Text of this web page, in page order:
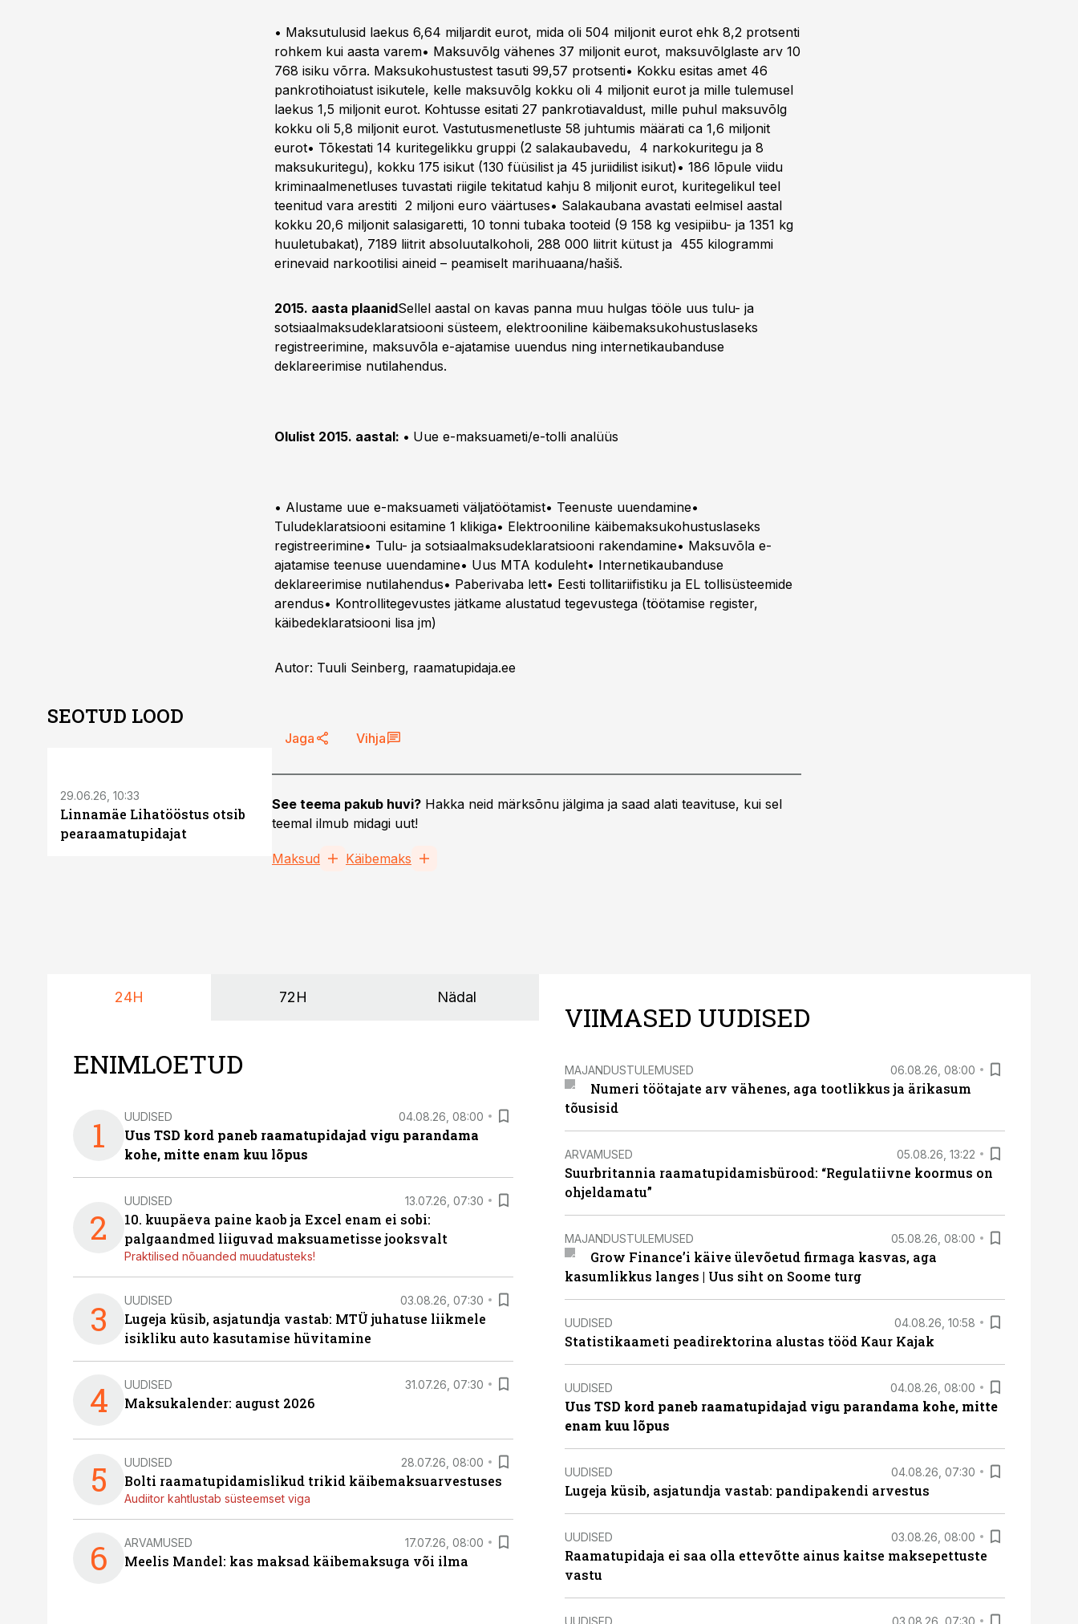
• Maksutulusid laekus 6,64 miljardit eurot, mida oli 504 miljonit eurot ehk 8,2 protsenti
rohkem kui aasta varem• Maksuvõlg vähenes 37 miljonit eurot, maksuvõlglaste arv 10
768 isiku võrra. Maksukohustustest tasuti 99,57 protsenti• Kokku esitas amet 46
pankrotihoiatust isikutele, kelle maksuvõlg kokku oli 4 miljonit eurot ja mille tulemusel
laekus 1,5 miljonit eurot. Kohtusse esitati 27 pankrotiavaldust, mille puhul maksuvõlg
kokku oli 5,8 miljonit eurot. Vastutusmenetluste 58 juhtumis määrati ca 1,6 miljonit
eurot• Tõkestati 14 kuritegelikku gruppi (2 salakaubavedu, 4 narkokuritegu ja 8
maksukuritegu), kokku 175 isikut (130 füüsilist ja 45 juriidilist isikut)• 186 lõpule viidu
kriminaalmenetluses tuvastati riigile tekitatud kahju 8 miljonit eurot, kuritegelikul teel
teenitud vara arestiti 2 miljoni euro väärtuses• Salakaubana avastati eelmisel aastal
kokku 20,6 miljonit salasigaretti, 10 tonni tubaka tooteid (9 158 kg vesipiibu- ja 1351 kg
huuletubakat), 7189 liitrit absoluutalkoholi, 288 000 liitrit kütust ja 455 kilogrammi
erinevaid narkootilisi aineid – peamiselt marihuaana/hašiš.
2015. aasta plaanidSellel aastal on kavas panna muu hulgas tööle uus tulu- ja
sotsiaalmaksudeklaratsiooni süsteem, elektrooniline käibemaksukohustuslaseks
registreerimine, maksuvõla e-ajatamise uuendus ning internetikaubanduse
deklareerimise nutilahendus.
Olulist 2015. aastal: • Uue e-maksuameti/e-tolli analüüs
• Alustame uue e-maksuameti väljatöötamist• Teenuste uuendamine•
Tuludeklaratsiooni esitamine 1 klikiga• Elektrooniline käibemaksukohustuslaseks
registreerimine• Tulu- ja sotsiaalmaksudeklaratsiooni rakendamine• Maksuvõla e-
ajatamise teenuse uuendamine• Uus MTA koduleht• Internetikaubanduse
deklareerimise nutilahendus• Paberivaba lett• Eesti tollitariifistiku ja EL tollisüsteemide
arendus• Kontrollitegevustes jätkame alustatud tegevustega (töötamise register,
käibedeklaratsiooni lisa jm)
Autor: Tuuli Seinberg, raamatupidaja.ee
Jaga Vihja
See teema pakub huvi? Hakka neid märksõnu jälgima ja saad alati teavituse, kui sel
teemal ilmub midagi uut!
Maksud Käibemaks
SEOTUD LOOD
29.06.26, 10:33
Linnamäe Lihatööstus otsib
pearaamatupidajat
24H 72H Nädal
ENIMLOETUD
1 UUDISED 04.08.26, 08:00
Uus TSD kord paneb raamatupidajad vigu parandama
kohe, mitte enam kuu lõpus
2
UUDISED 13.07.26, 07:30
10. kuupäeva paine kaob ja Excel enam ei sobi:
palgaandmed liiguvad maksuametisse jooksvalt
Praktilised nõuanded muudatusteks!
3 UUDISED 03.08.26, 07:30
Lugeja küsib, asjatundja vastab: MTÜ juhatuse liikmele
isikliku auto kasutamise hüvitamine
4 UUDISED 31.07.26, 07:30
Maksukalender: august 2026
5 UUDISED 28.07.26, 08:00
Bolti raamatupidamislikud trikid käibemaksuarvestuses
Audiitor kahtlustab süsteemset viga
6 ARVAMUSED 17.07.26, 08:00
Meelis Mandel: kas maksad käibemaksuga või ilma
VIIMASED UUDISED
MAJANDUSTULEMUSED 06.08.26, 08:00
Numeri töötajate arv vähenes, aga tootlikkus ja ärikasum
tõusisid
ARVAMUSED 05.08.26, 13:22
Suurbritannia raamatupidamisbürood: “Regulatiivne koormus on
ohjeldamatu”
MAJANDUSTULEMUSED 05.08.26, 08:00
Grow Finance’i käive ülevõetud firmaga kasvas, aga
kasumlikkus langes | Uus siht on Soome turg
UUDISED 04.08.26, 10:58
Statistikaameti peadirektorina alustas tööd Kaur Kajak
UUDISED 04.08.26, 08:00
Uus TSD kord paneb raamatupidajad vigu parandama kohe, mitte
enam kuu lõpus
UUDISED 04.08.26, 07:30
Lugeja küsib, asjatundja vastab: pandipakendi arvestus
UUDISED 03.08.26, 08:00
Raamatupidaja ei saa olla ettevõtte ainus kaitse maksepettuste
vastu
UUDISED 03.08.26, 07:30